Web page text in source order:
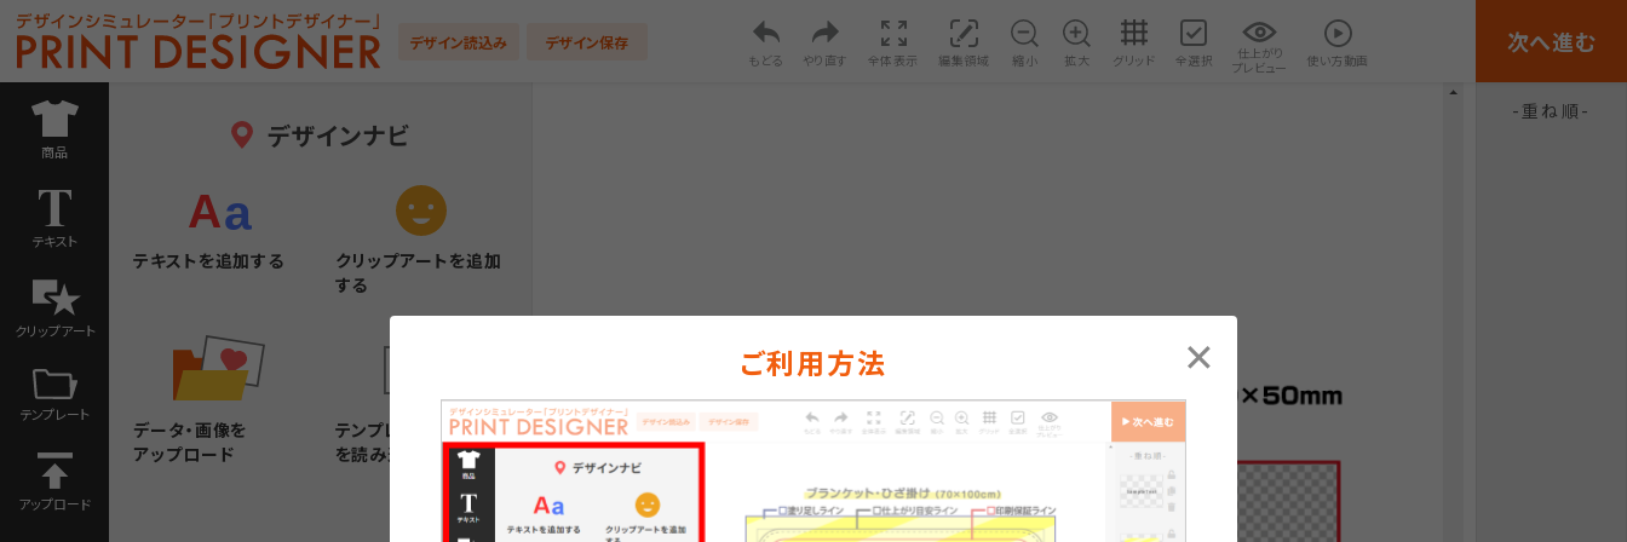
デザイン読込み デザイン保存
もどる やり直す 全体表示 編集領域 縮小 拡大 グリッド 全選択
仕上がり
プレビュー
使い方動画
次へ進む
商品
テキスト
クリップアート
テンプレート
アップロード
デザインナビ
テキストを追加する
クリップアートを追加
する
データ・画像を
アップロード
テンプレートデザイン
を読み込む
重ね順
ご利用方法